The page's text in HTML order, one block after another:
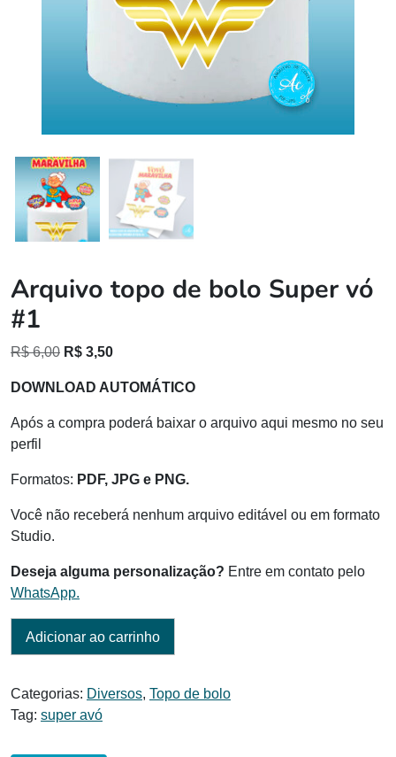
Arquivo topo de bolo Super vó
#1
R$6,00 O
original
R$ 3,50O
atual
DOWNLOAD AUTOMÁTICO
Após a compra poderá baixar o arquivo aqui mesmo no seu
perfil
Formatos: PDF, JPG e PNG.
Você não receberá nenhum arquivo editável ou em formato
Studio.
Deseja alguma personalização? Entre em contato pelo
WhatsApp.
Adicionar ao carrinho
Categorias: Diversos, Topo de bolo
Tag: super avó